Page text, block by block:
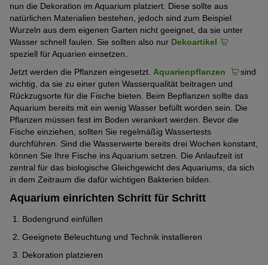
nun die Dekoration im Aquarium platziert. Diese sollte aus
natürlichen Materialien bestehen, jedoch sind zum Beispiel
Wurzeln aus dem eigenen Garten nicht geeignet, da sie unter
Wasser schnell faulen. Sie sollten also nur Dekoartikel
speziell für Aquarien einsetzen.
Jetzt werden die Pflanzen eingesetzt. Aquarienpflanzen
sind
wichtig, da sie zu einer guten Wasserqualität beitragen und
Rückzugsorte für die Fische bieten. Beim Bepflanzen sollte das
Aquarium bereits mit ein wenig Wasser befüllt worden sein. Die
Pflanzen müssen fest im Boden verankert werden. Bevor die
Fische einziehen, sollten Sie regelmäßig Wassertests
durchführen. Sind die Wasserwerte bereits drei Wochen konstant,
können Sie Ihre Fische ins Aquarium setzen. Die Anlaufzeit ist
zentral für das biologische Gleichgewicht des Aquariums, da sich
in dem Zeitraum die dafür wichtigen Bakterien bilden.
Aquarium einrichten Schritt für Schritt
Bodengrund einfüllen
Geeignete Beleuchtung und Technik installieren
Dekoration platzieren